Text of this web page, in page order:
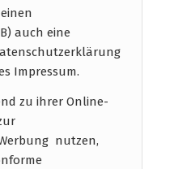
auch eine
Impressum.
zu ihrer Online-
nutzen,